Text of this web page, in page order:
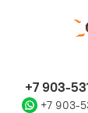
+7 903-
+7 903-